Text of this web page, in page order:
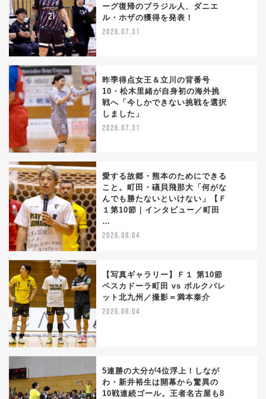
ーグ復帰のブラジル人、ダニエ
ル・ホザの獲得を発表！
2026.07.31
昨季得点女王＆立川の背番号
10・松木里緒が自身初の海外挑
戦へ「今しかできない挑戦を選択
しました」
2026.07.31
愛する故郷・熊本のためにできる
こと。町田・礒貝飛那大「何がな
んでも勝たないといけない」【Ｆ
１第10節｜インタビュー／町田
…
2026.08.04
【写真ギャラリー】Ｆ１ 第10節
ペスカドーラ町田 vs ボルクバレ
ット北九州／撮影＝満本泰介
2026.08.04
5連勝の大分が4位浮上！しなが
わ・新井裕生は開幕から驚異の
10戦連続ゴール。王者名古屋も8